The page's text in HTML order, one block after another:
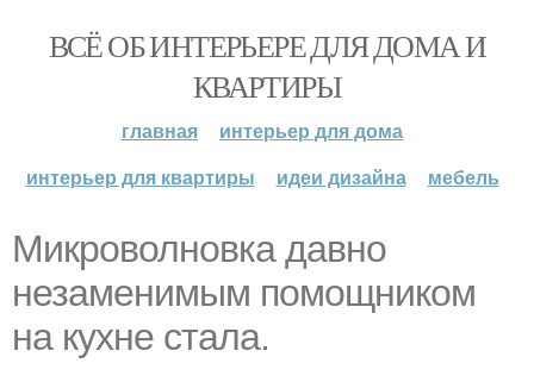
ВСЁ ОБ ИНТЕРЬЕРЕ ДЛЯ ДОМА И
КВАРТИРЫ
главная
интерьер для дома
интерьер для квартиры
идеи дизайна мебель
Микроволновка давно
незаменимым помощником
на кухне стала.